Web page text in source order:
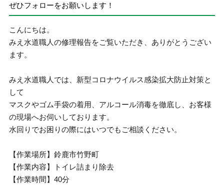
ぜひフォローをお願いします！
こんにちは。
みえ水道職人の修理報告をご覧いただき、ありがとうござい
ます。
みえ水道職人では、新型コロナウイルス感染拡大防止対策と
して
マスクやゴム手袋の着用、アルコール消毒を徹底し、お客様
の現場へお伺いしております。
水回りでお困りの際にはいつでもご相談ください。
【作業場所】鈴鹿市竹野町
【作業内容】トイレ詰まり除去
【作業時間】40分